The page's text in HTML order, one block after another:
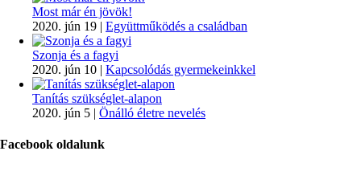
Most már én jövök!
2020. jún 19 | Együttműködés a családban
Szonja és a fagyi
2020. jún 10 | Kapcsolódás gyermekeinkkel
Tanítás szükséglet-alapon
2020. jún 5 | Önálló életre nevelés
Facebook oldalunk